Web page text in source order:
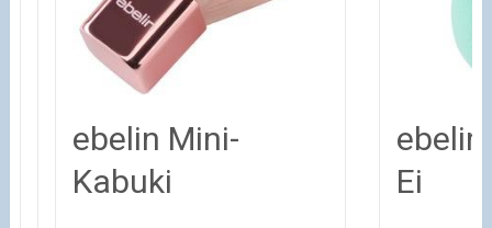
ebelin Mini-
Kabuki
Ei